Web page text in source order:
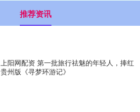
推荐资讯
上阳网配资 第一批旅行祛魅的年轻人，捧红
贵州版《寻梦环游记》